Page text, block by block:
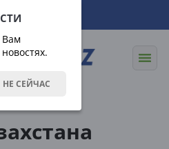
Вам
НЕ СЕЙЧАС